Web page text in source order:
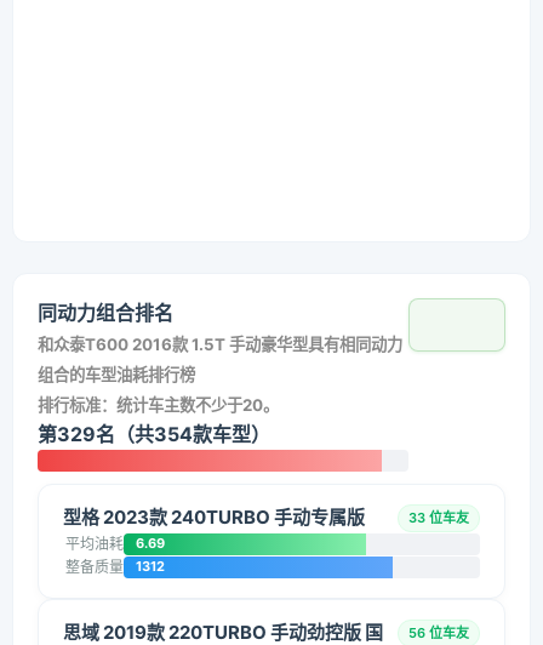
同动力组合排名
和众泰T600 2016款 1.5T 手动豪华型具有相同动力
组合的车型油耗排行榜
排行标准：统计车主数不少于20。
第329名（共354款车型）
型格 2023款 240TURBO 手动专属版 33 位车友
平均油耗 6.69
整备质量 1312
思域 2019款 220TURBO 手动劲控版 国
56 位车友